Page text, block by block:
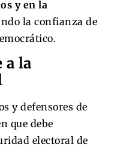
y en la
la confianza de
a la
y defensores de
que debe
electoral de